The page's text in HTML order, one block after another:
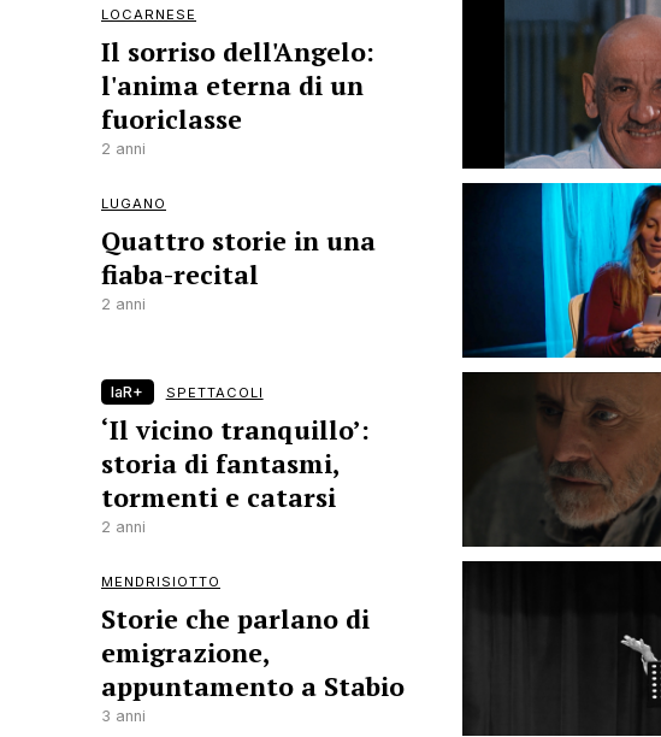
LOCARNESE
Il sorriso dell'Angelo:
l'anima eterna di un
fuoriclasse
2 anni
LUGANO
Quattro storie in una
fiaba-recital
2 anni
laR+ SPETTACOLI
‘Il vicino tranquillo’:
storia di fantasmi,
tormenti e catarsi
2 anni
MENDRISIOTTO
Storie che parlano di
emigrazione,
appuntamento a Stabio
3 anni